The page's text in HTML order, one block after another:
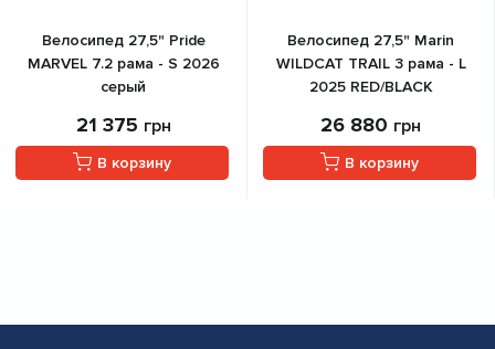
Велосипед 27,5" Pride
MARVEL 7.2 рама - S 2026
серый
21 375 грн
В корзину
Велосипед 27,5" Marin
WILDCAT TRAIL 3 рама - L
2025 RED/BLACK
26 880 грн
В корзину